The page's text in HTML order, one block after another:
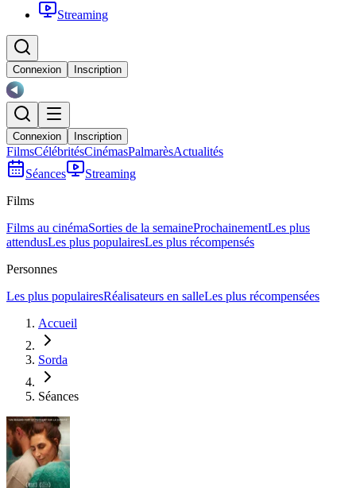
Streaming
Connexion Inscription
Connexion Inscription
FilmsCélébritésCinémasPalmarèsActualités
Séances
Streaming
Films
Films au cinémaSorties de la semaineProchainementLes plus
attendusLes plus populairesLes plus récompensés
Personnes
Les plus populairesRéalisateurs en salleLes plus récompensées
Accueil
Sorda
Séances